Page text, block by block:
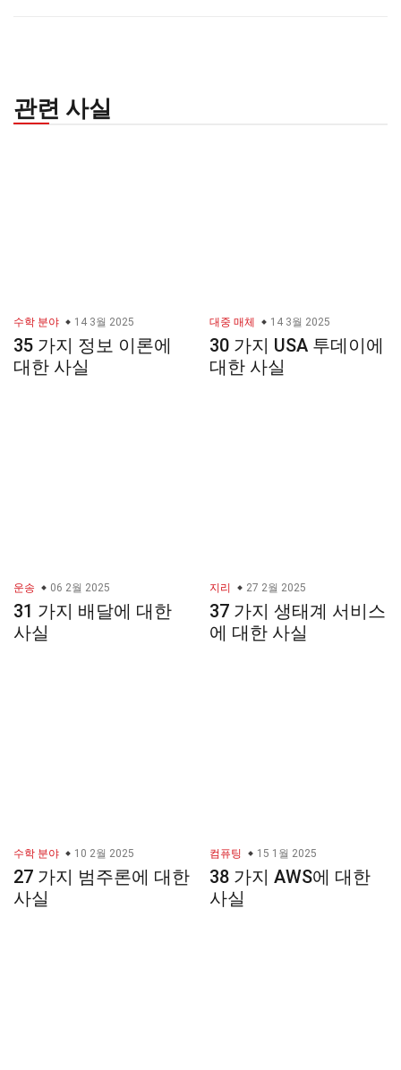
관련 사실
수학 분야 14 3월 2025
35 가지 정보 이론에
대한 사실
대중 매체 14 3월 2025
30 가지 USA 투데이에
대한 사실
운송 06 2월 2025
31 가지 배달에 대한
사실
지리 27 2월 2025
37 가지 생태계 서비스
에 대한 사실
수학 분야 10 2월 2025
27 가지 범주론에 대한
사실
컴퓨팅 15 1월 2025
38 가지 AWS에 대한
사실